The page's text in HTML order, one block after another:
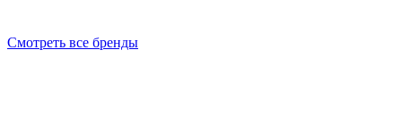
Смотреть все бренды